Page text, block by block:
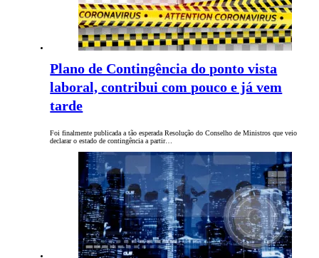
Plano de Contingência do ponto vista
laboral, contribui com pouco e já vem
tarde
Foi finalmente publicada a tão esperada Resolução do Conselho de Ministros que veio
declarar o estado de contingência a partir…